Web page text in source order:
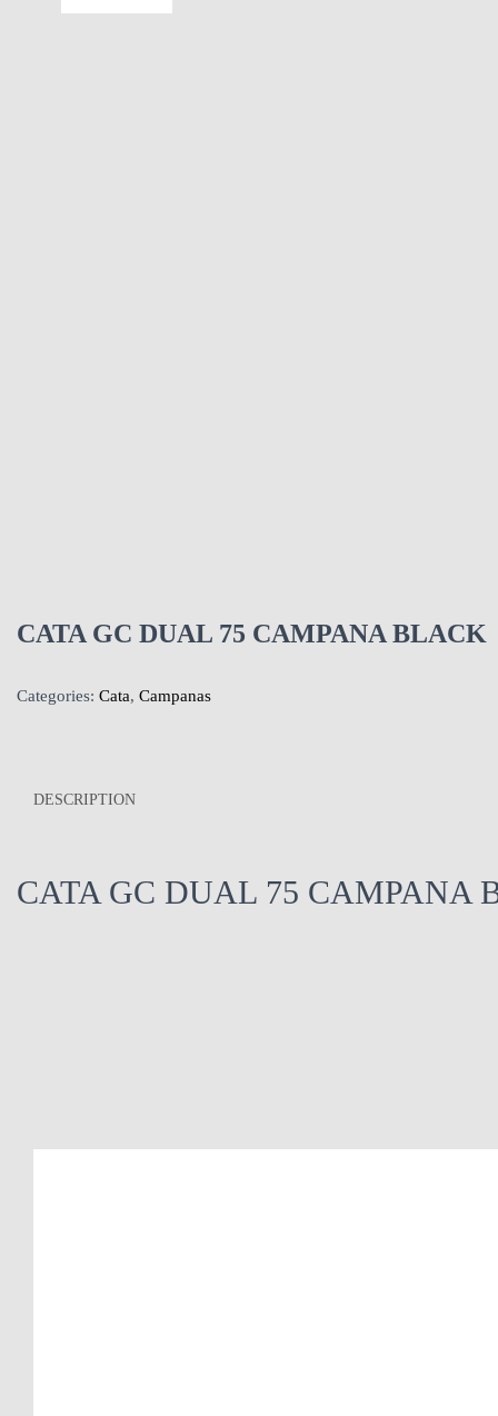
CATA GC DUAL 75 CAMPANA BLACK
Categories: Cata, Campanas
DESCRIPTION
CATA GC DUAL 75 CAMPANA